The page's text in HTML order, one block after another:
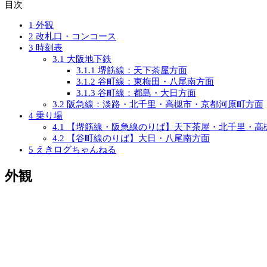
目次
1 外観
2 改札口・コンコース
3 時刻表
3.1 大阪地下鉄
3.1.1 堺筋線：天下茶屋方面
3.1.2 谷町線：東梅田・八尾南方面
3.1.3 谷町線：都島・大日方面
3.2 阪急線：淡路・北千里・高槻市・京都河原町方面
4 乗り場
4.1
【堺筋線・阪急線のりば】天下茶屋・北千里・高
4.2 【谷町線のりば】大日・八尾南方面
5 えきログちゃんねる
外観